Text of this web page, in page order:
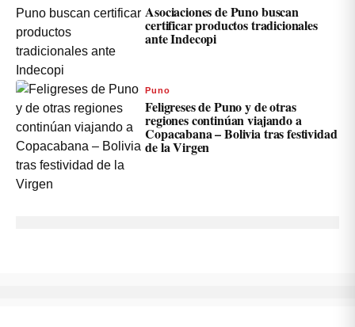
Asociaciones de Puno buscan
certificar productos tradicionales
ante Indecopi
Puno
Feligreses de Puno y de otras
regiones continúan viajando a
Copacabana – Bolivia tras festividad
de la Virgen